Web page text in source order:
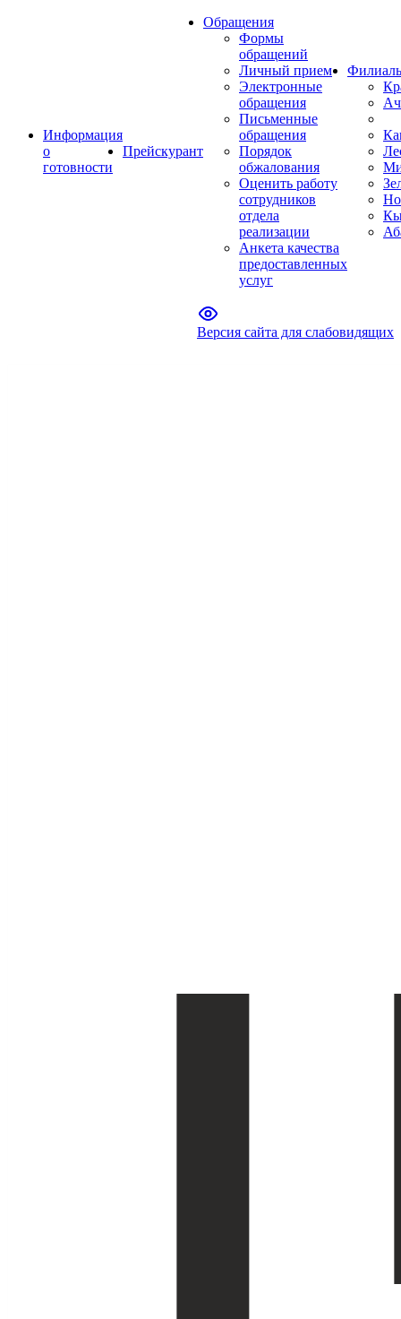
Информация
о
готовности
Прейскурант
Обращения
Формы
обращений
Личный прием
Электронные
обращения
Письменные
обращения
Порядок
обжалования
Оценить работу
сотрудников
отдела
реализации
Анкета качества
предоставленных
услуг
Версия сайта для слабовидящих